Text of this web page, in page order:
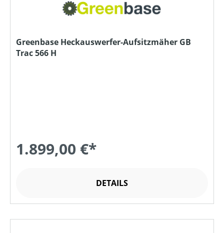
Greenbase Heckauswerfer-Aufsitzmäher GB
Trac 566 H
1.899,00 €*
DETAILS